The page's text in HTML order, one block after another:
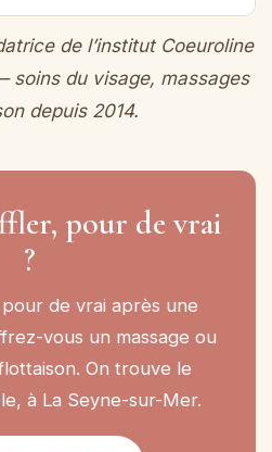
de l’institut Coeuroline
soins du visage, massages
depuis 2014.
pour de vrai
?
de vrai après une
vous un massage ou
On trouve le
à La Seyne-sur-Mer.